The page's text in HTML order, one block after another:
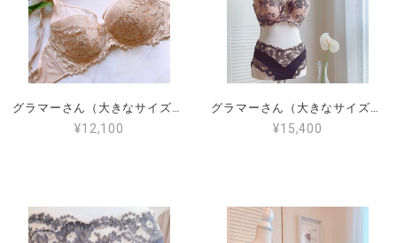
グラマーさん（大きなサイズ）PROMISEパテッドブラ85F.90F（日本サイズG70.G75）PM-L6401
¥12,100
グラマーさん（大きなサイズ）PROMISEパテッドブラ95F（日本サイズG80）ART:L6211
¥15,400